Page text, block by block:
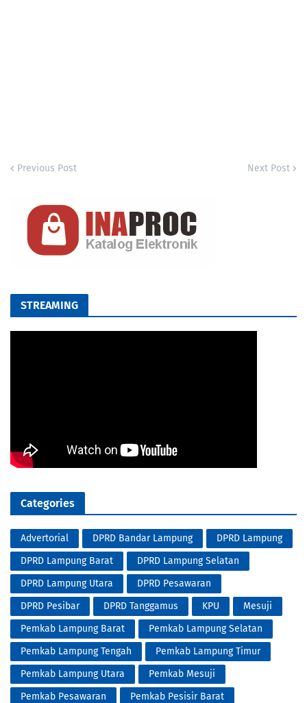
Previous Post Next Post
STREAMING
Categories
Advertorial DPRD Bandar Lampung
DPRD Lampung
DPRD Lampung Barat
DPRD Lampung Selatan
DPRD Lampung Utara
DPRD Pesawaran
DPRD Pesibar
DPRD Tanggamus KPU
Mesuji
Pemkab Lampung Barat
Pemkab Lampung Selatan
Pemkab Lampung Tengah
Pemkab Lampung Timur
Pemkab Lampung Utara
Pemkab Mesuji
Pemkab Pesawaran
Pemkab Pesisir Barat